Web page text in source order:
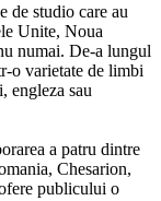
de studio care au
Unite, Noua
numai. De-a lungul
o varietate de limbi
engleza sau
a patru dintre
Chesarion,
publicului o